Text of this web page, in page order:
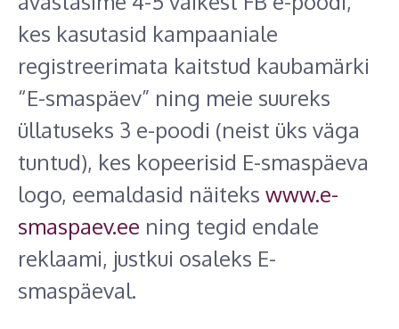
kes kasutasid kampaaniale
registreerimata kaitstud kaubamärki
“E-smaspäev” ning meie suureks
üllatuseks 3 e-poodi (neist üks väga
tuntud), kes kopeerisid E-smaspäeva
logo, eemaldasid näiteks www.e-
smaspaev.ee ning tegid endale
reklaami, justkui osaleks E-
smaspäeval.